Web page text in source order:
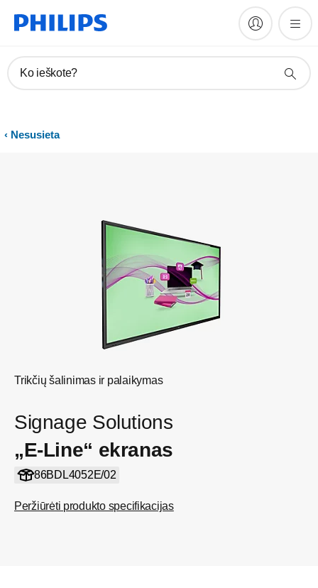
Ko ieškote?
Nesusieta
Trikčių šalinimas ir palaikymas
Signage Solutions
„E-Line“ ekranas
86BDL4052E/02
Peržiūrėti produkto specifikacijas
Registruoti gaminį